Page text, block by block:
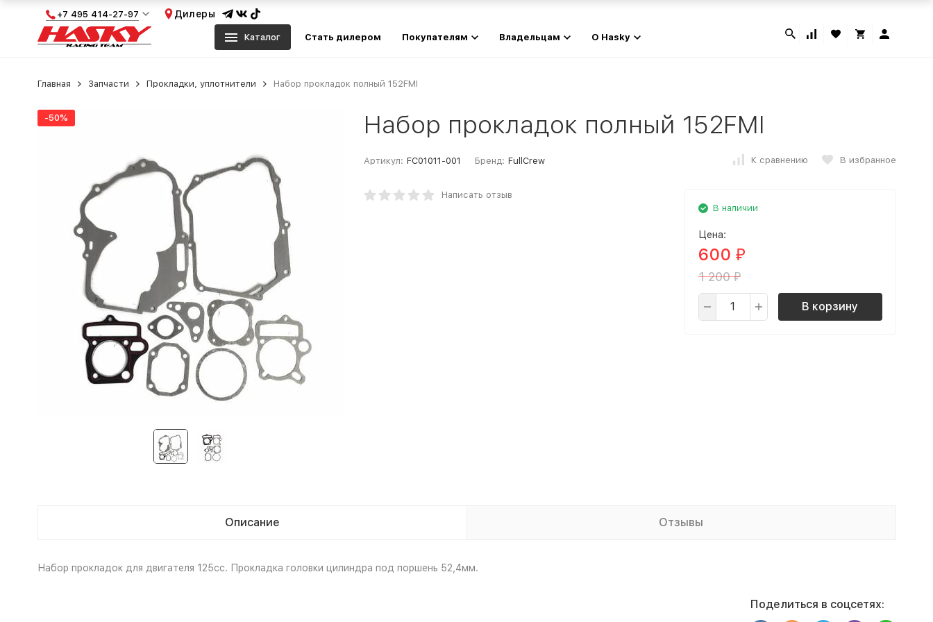
+7 495 414-27-97 Дилеры
Каталог Стать дилером Покупателям Владельцам О Hasky
Главная Запчасти Прокладки, уплотнители Набор прокладок полный 152FMI
-50% Набор прокладок полный 152FMI
Артикул: FC01011-001 Бренд: FullCrew К сравнению В избранное
Написать отзыв
В наличии
Цена:
600 ₽
1 200₽
В корзину
Описание Отзывы
Набор прокладок для двигателя 125сс. Прокладка головки цилиндра под поршень 52,4мм.
Поделиться в соцсетях: